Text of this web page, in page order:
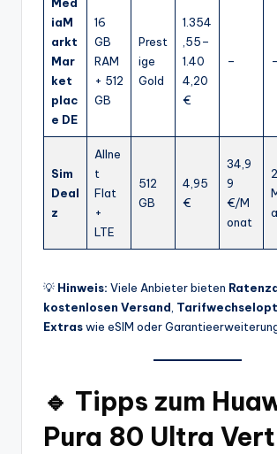
Med
iaM
arkt
Mar
ket
plac
e DE
16
GB
RAM
+ 512
GB
Prest
ige
Gold
1.354
,55–
1.40
4,20
€
– –
Sim
Deal
z
Allne
t
Flat
+
LTE
512
GB
4,95
€
34,9
9
€/M
onat
💡 Hinweis: Viele Anbieter bieten
kostenlosen Versand,
Extraswie eSIM oder
🔹 Tipps zum
Pura 80 Ultra